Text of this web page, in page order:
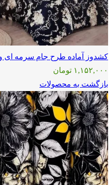
کشدوز آماده طرح جام سرمه ای
۱,۱۵۲,۰۰۰ تومان
بازگشت به محصولات